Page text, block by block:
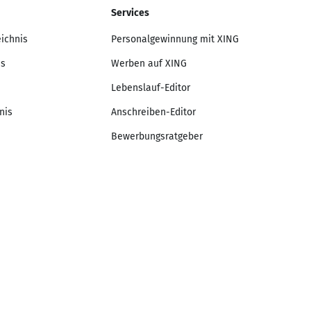
Services
Personalgewinnung mit XING
Werben auf XING
Lebenslauf-Editor
Anschreiben-Editor
Bewerbungsratgeber